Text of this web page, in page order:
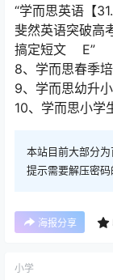
“学而思英语【
斐然英语突破高
搞定短文 E”
8、学而思春季
9、学而思幼升
10、学而思小学
本站目前大部分
提示需要解压密
海报分享
小学